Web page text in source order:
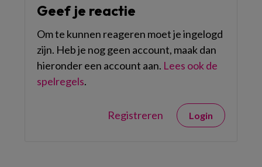
Geef je reactie
Om te kunnen reageren moet je ingelogd
zijn. Heb je nog geen account, maak dan
hieronder een account aan. Lees ook de
spelregels.
Registreren Login